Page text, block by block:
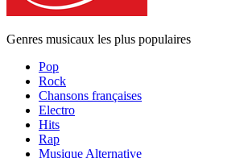
Genres musicaux les plus populaires
Pop
Rock
Chansons françaises
Electro
Hits
Rap
Musique Alternative